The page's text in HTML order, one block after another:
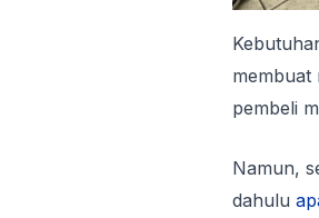
membuat
pembeli
Namun,
dahulu